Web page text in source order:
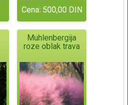
Cena: 500,00 DIN
Muhlenbergija
roze oblak trava